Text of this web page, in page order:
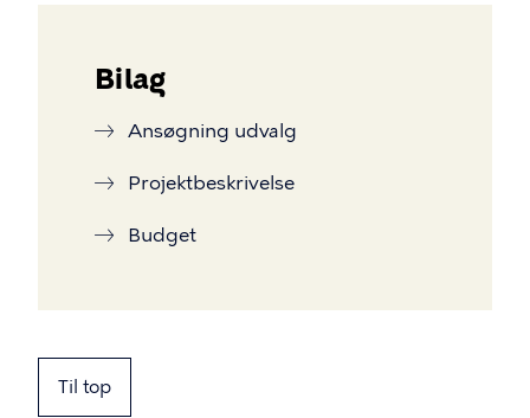
Bilag
Ansøgning udvalg
Projektbeskrivelse
Budget
Til top